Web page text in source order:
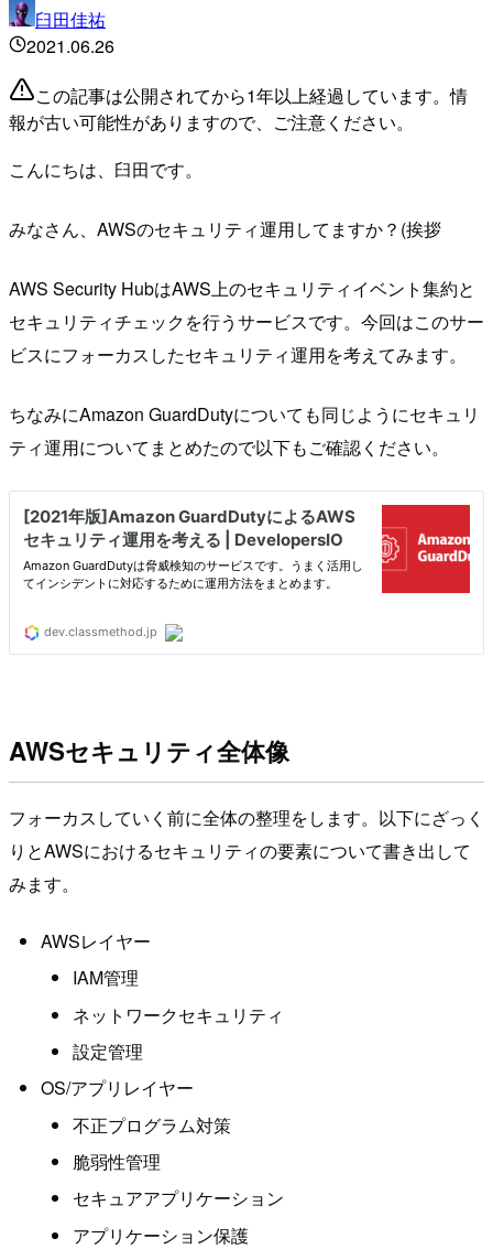
臼田佳祐
2021.06.26
この記事は公開されてから1年以上経過しています。情
報が古い可能性がありますので、ご注意ください。
こんにちは、臼田です。
みなさん、AWSのセキュリティ運用してますか？(挨拶
AWS Security HubはAWS上のセキュリティイベント集約と
セキュリティチェックを行うサービスです。今回はこのサー
ビスにフォーカスしたセキュリティ運用を考えてみます。
ちなみにAmazon GuardDutyについても同じようにセキュリ
ティ運用についてまとめたので以下もご確認ください。
AWSセキュリティ全体像
フォーカスしていく前に全体の整理をします。以下にざっく
りとAWSにおけるセキュリティの要素について書き出して
みます。
AWSレイヤー
IAM管理
ネットワークセキュリティ
設定管理
OS/アプリレイヤー
不正プログラム対策
脆弱性管理
セキュアアプリケーション
アプリケーション保護